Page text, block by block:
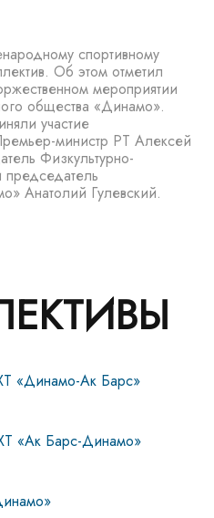
спортивному
Об этом отметил
мероприятии
общества «Динамо».
участие
министр РТ Алексей
Физкультурно-
председатель
Анатолий Гулевский.
«Динамо-Ак Барс»
«Ак Барс-Динамо»